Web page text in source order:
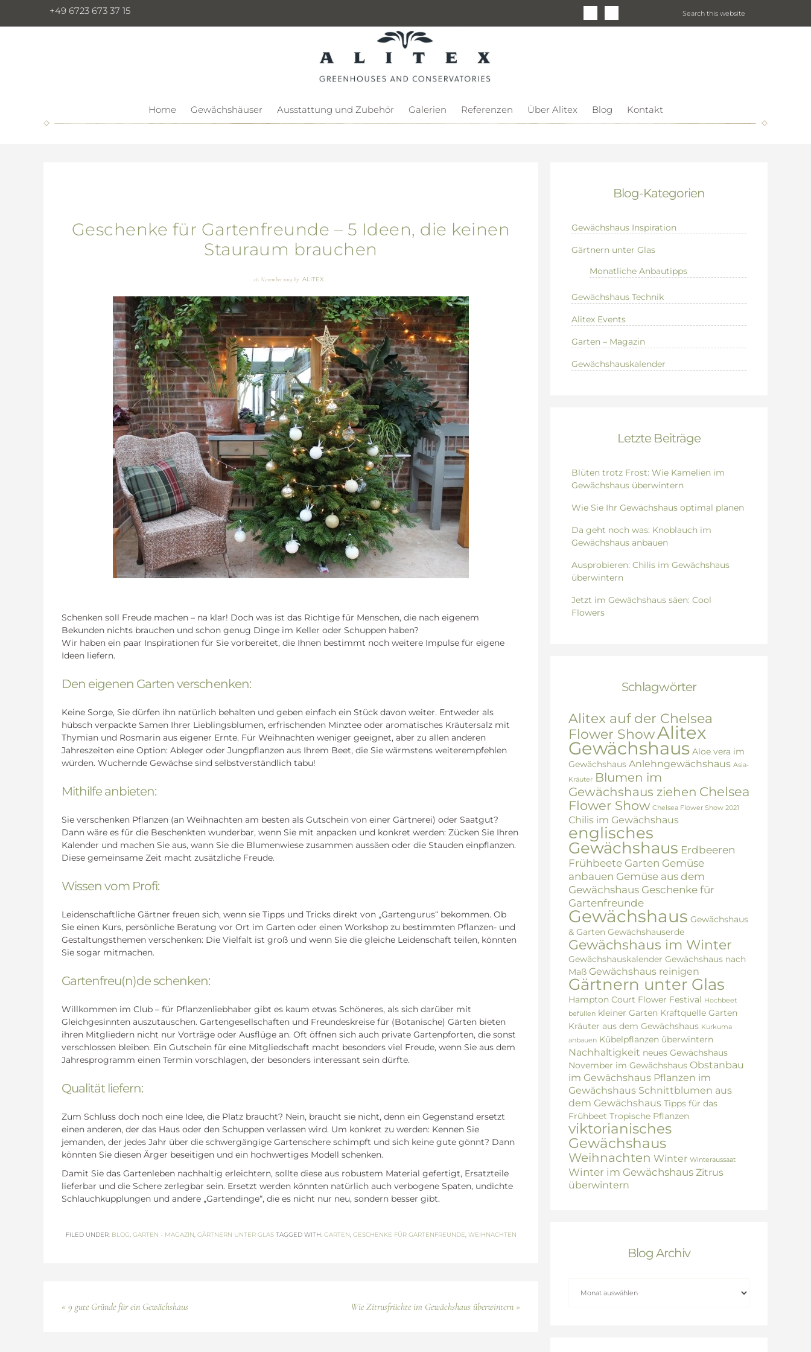
+49 6723 673 37 15
Home Gewächshäuser Ausstattung und Zubehör Galerien Referenzen Über Alitex Blog Kontakt
Geschenke für Gartenfreunde – 5 Ideen, die keinen
Stauraum brauchen
26. November 2019By ALITEX
Schenken soll Freude machen – na klar! Doch was ist das Richtige für Menschen, die nach eigenem
Bekunden nichts brauchen und schon genug Dinge im Keller oder Schuppen haben?
Wir haben ein paar Inspirationen für Sie vorbereitet, die Ihnen bestimmt noch weitere Impulse für eigene
Ideen liefern.
Den eigenen Garten verschenken:
Keine Sorge, Sie dürfen ihn natürlich behalten und geben einfach ein Stück davon weiter. Entweder als
hübsch verpackte Samen Ihrer Lieblingsblumen, erfrischenden Minztee oder aromatisches Kräutersalz mit
Thymian und Rosmarin aus eigener Ernte. Für Weihnachten weniger geeignet, aber zu allen anderen
Jahreszeiten eine Option: Ableger oder Jungpflanzen aus Ihrem Beet, die Sie wärmstens weiterempfehlen
würden. Wuchernde Gewächse sind selbstverständlich tabu!
Mithilfe anbieten:
Sie verschenken Pflanzen (an Weihnachten am besten als Gutschein von einer Gärtnerei) oder Saatgut?
Dann wäre es für die Beschenkten wunderbar, wenn Sie mit anpacken und konkret werden: Zücken Sie Ihren
Kalender und machen Sie aus, wann Sie die Blumenwiese zusammen aussäen oder die Stauden einpflanzen.
Diese gemeinsame Zeit macht zusätzliche Freude.
Wissen vom Profi:
Leidenschaftliche Gärtner freuen sich, wenn sie Tipps und Tricks direkt von „Gartengurus“ bekommen. Ob
Sie einen Kurs, persönliche Beratung vor Ort im Garten oder einen Workshop zu bestimmten Pflanzen- und
Gestaltungsthemen verschenken: Die Vielfalt ist groß und wenn Sie die gleiche Leidenschaft teilen, könnten
Sie sogar mitmachen.
Gartenfreu(n)de schenken:
Willkommen im Club – für Pflanzenliebhaber gibt es kaum etwas Schöneres, als sich darüber mit
Gleichgesinnten auszutauschen. Gartengesellschaften und Freundeskreise für (Botanische) Gärten bieten
ihren Mitgliedern nicht nur Vorträge oder Ausflüge an. Oft öffnen sich auch private Gartenpforten, die sonst
verschlossen bleiben. Ein Gutschein für eine Mitgliedschaft macht besonders viel Freude, wenn Sie aus dem
Jahresprogramm einen Termin vorschlagen, der besonders interessant sein dürfte.
Qualität liefern:
Zum Schluss doch noch eine Idee, die Platz braucht? Nein, braucht sie nicht, denn ein Gegenstand ersetzt
einen anderen, der das Haus oder den Schuppen verlassen wird. Um konkret zu werden: Kennen Sie
jemanden, der jedes Jahr über die schwergängige Gartenschere schimpft und sich keine gute gönnt? Dann
könnten Sie diesen Ärger beseitigen und ein hochwertiges Modell schenken.
Damit Sie das Gartenleben nachhaltig erleichtern, sollte diese aus robustem Material gefertigt, Ersatzteile
lieferbar und die Schere zerlegbar sein. Ersetzt werden könnten natürlich auch verbogene Spaten, undichte
Schlauchkupplungen und andere „Gartendinge“, die es nicht nur neu, sondern besser gibt.
FILED UNDER: BLOG, GARTEN - MAGAZIN, GÄRTNERN UNTER GLAS TAGGED WITH: GARTEN, GESCHENKE FÜR GARTENFREUNDE, WEIHNACHTEN
« 9 gute Gründe für ein Gewächshaus Wie Zitrusfrüchte im Gewächshaus überwintern »
Blog-Kategorien
Gewächshaus Inspiration
Gärtnern unter Glas
Monatliche Anbautipps
Gewächshaus Technik
Alitex Events
Garten – Magazin
Gewächshauskalender
Letzte Beiträge
Blüten trotz Frost: Wie Kamelien im
Gewächshaus überwintern
Wie Sie Ihr Gewächshaus optimal planen
Da geht noch was: Knoblauch im
Gewächshaus anbauen
Ausprobieren: Chilis im Gewächshaus
überwintern
Jetzt im Gewächshaus säen: Cool
Flowers
Schlagwörter
Alitex auf der Chelsea
Flower ShowAlitex
Gewächshaus Aloe vera im
Gewächshaus Anlehngewächshaus Asia-
Kräuter Blumen im
Gewächshaus ziehen Chelsea
Flower Show Chelsea Flower Show 2021
Chilis im Gewächshaus
englisches
Gewächshaus Erdbeeren
Frühbeete Garten Gemüse
anbauen Gemüse aus dem
Gewächshaus Geschenke für
Gartenfreunde
Gewächshaus Gewächshaus
& Garten Gewächshauserde
Gewächshaus im Winter
Gewächshauskalender Gewächshaus nach
Maß Gewächshaus reinigen
Gärtnern unter Glas
Hampton Court Flower Festival Hochbeet
befüllen kleiner Garten Kraftquelle Garten
Kräuter aus dem Gewächshaus Kurkuma
anbauen Kübelpflanzen überwintern
Nachhaltigkeit neues Gewächshaus
November im Gewächshaus Obstanbau
im Gewächshaus Pflanzen im
Gewächshaus Schnittblumen aus
dem Gewächshaus Tipps für das
Frühbeet Tropische Pflanzen
viktorianisches
Gewächshaus
Weihnachten Winter Winteraussaat
Winter im Gewächshaus Zitrus
überwintern
Blog Archiv